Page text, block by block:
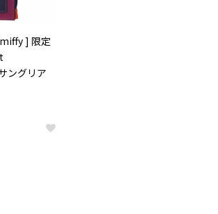
] 限定
ングリア